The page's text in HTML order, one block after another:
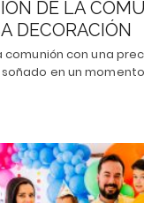
DE LA
DECORACIÓN
comunión con una
en un momento